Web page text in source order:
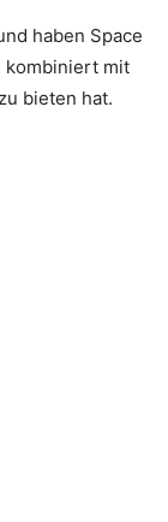
haben Space
kombiniert mit
bieten hat.